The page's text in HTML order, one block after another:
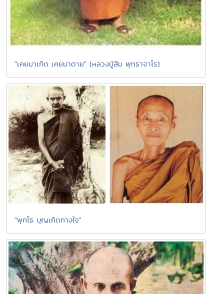
"เคยมาเกิด เคยมาตาย" (หลวงปู่สิม พุทฺธาจาโร)
"พุทโธ บุญเกิดทางใจ"